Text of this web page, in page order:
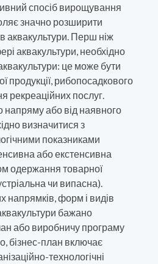
спосіб вирощування
значно розширити
аквакультури. Перш ніж
аквакультури, необхідно
це може бути
продукції, рибопосадкового
рекреаційних послуг.
напряму або від наявного
визначитися з
показниками
або екстенсивна
одержання товарної
чи випасна).
напрямків, форм і видів
бажано
або виробничу програму
бізнес-план включає
технологічні